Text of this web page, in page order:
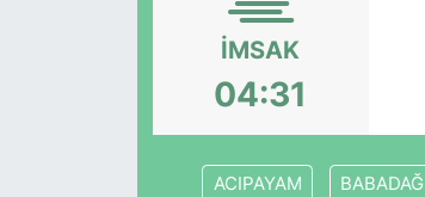
İMSAK
04:31
ACIPAYAM BABADAĞ
Haberde insan